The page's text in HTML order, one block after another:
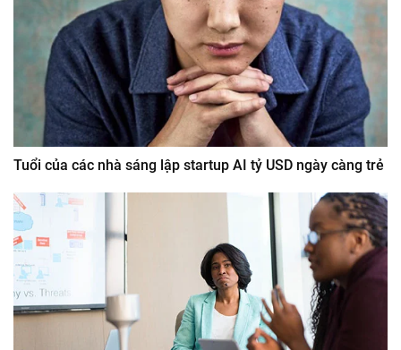
Tuổi của các nhà sáng lập startup AI tỷ USD ngày càng trẻ